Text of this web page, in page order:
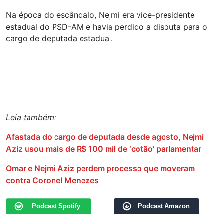
Na época do escândalo, Nejmi era vice-presidente
estadual do PSD-AM e havia perdido a disputa para o
cargo de deputada estadual.
Leia também:
Afastada do cargo de deputada desde agosto, Nejmi
Aziz usou mais de R$ 100 mil de ‘cotão’ parlamentar
Omar e Nejmi Aziz perdem processo que moveram
contra Coronel Menezes
Podcast Spotify Podcast Amazon